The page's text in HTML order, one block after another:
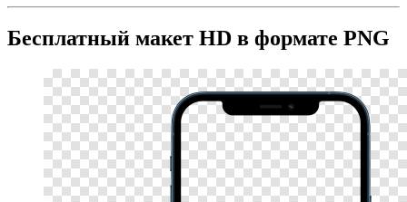
Бесплатный макет HD в формате PNG